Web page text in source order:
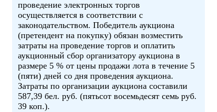
проведение электронных торгов
осуществляется в соответствии с
законодательством. Победитель аукциона
(претендент на покупку) обязан возместить
затраты на проведение торгов и оплатить
аукционный сбор организатору аукциона в
размере 5 % от цены продажи лота в течение 5
(пяти) дней со дня проведения аукциона.
Затраты по организации аукциона составили
587,39 бел. руб. (пятьсот восемьдесят семь руб.
39 коп.).